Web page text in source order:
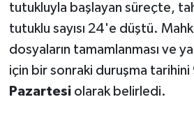
tutukluyla başlayan süreçte,
tutuklu sayısı 24'e düştü.
dosyaların tamamlanması ve
için bir sonraki duruşma tarihini
Pazartesiolarak belirledi.